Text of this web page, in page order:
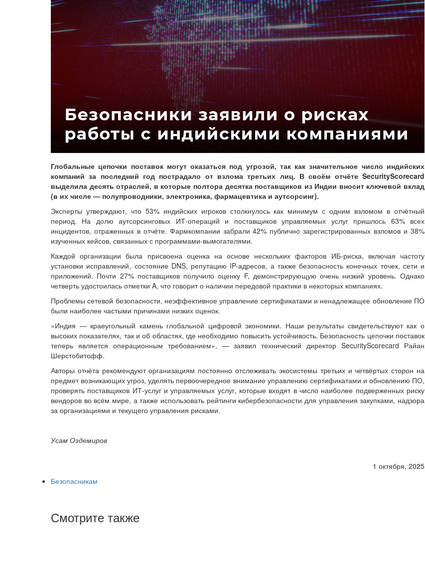
Глобальные цепочки поставок могут оказаться под угрозой, так как значительное число индийских
компаний за последний год пострадало от взлома третьих лиц. В своём отчёте SecurityScorecard
выделила десять отраслей, в которые полтора десятка поставщиков из Индии вносит ключевой вклад
(в их числе — полупроводники, электроника, фармацевтика и аутсорсинг).
Эксперты утверждают, что 53% индийских игроков столкнулось как минимум с одним взломом в отчётный
период. На долю аутсорсинговых ИТ-операций и поставщиков управляемых услуг пришлось 63% всех
инцидентов, отраженных в отчёте. Фармкомпании забрали 42% публично зарегистрированных взломов и 38%
изученных кейсов, связанных с программами-вымогателями.
Каждой организации была присвоена оценка на основе нескольких факторов ИБ-риска, включая частоту
установки исправлений, состояние DNS, репутацию IP-адресов, а также безопасность конечных точек, сети и
приложений. Почти 27% поставщиков получило оценку F, демонстрирующую очень низкий уровень. Однако
четверть удостоилась отметки A, что говорит о наличии передовой практики в некоторых компаниях.
Проблемы сетевой безопасности, неэффективное управление сертификатами и ненадлежащее обновление ПО
были наиболее частыми причинами низких оценок.
«Индия — краеугольный камень глобальной цифровой экономики. Наши результаты свидетельствуют как о
высоких показателях, так и об областях, где необходимо повысить устойчивость. Безопасность цепочки поставок
теперь является операционным требованием», — заявил технический директор SecurityScorecard Райан
Шерстобитофф.
Авторы отчёта рекомендуют организациям постоянно отслеживать экосистемы третьих и четвёртых сторон на
предмет возникающих угроз, уделять первоочередное внимание управлению сертификатами и обновлению ПО,
проверять поставщиков ИТ-услуг и управляемых услуг, которые входят в число наиболее подверженных риску
вендоров во всём мире, а также использовать рейтинги кибербезопасности для управления закупками, надзора
за организациями и текущего управления рисками.
Усам Оздемиров
1 октября, 2025
Безопасникам
Смотрите также